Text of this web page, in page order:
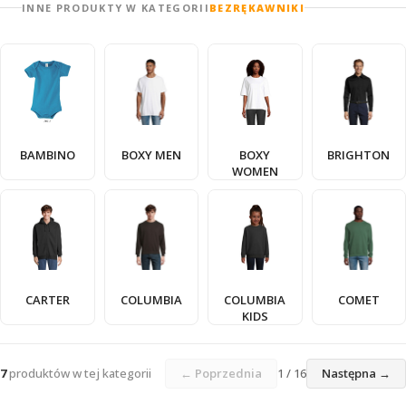
INNE PRODUKTY W KATEGORII BEZRĘKAWNIKI
BAMBINO BOXY MEN
BOXY
WOMEN
BRIGHTON
CARTER COLUMBIA
COLUMBIA
KIDS
COMET
7produktów w tej kategorii ← Poprzednia 1 / 16 Następna →